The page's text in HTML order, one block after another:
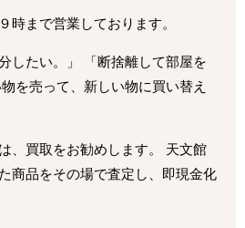
時まで営業しております。
したい。」 「断捨離して部屋を
を売って、新しい物に買い替え
、買取をお勧めします。 天文館
商品をその場で査定し、即現金化